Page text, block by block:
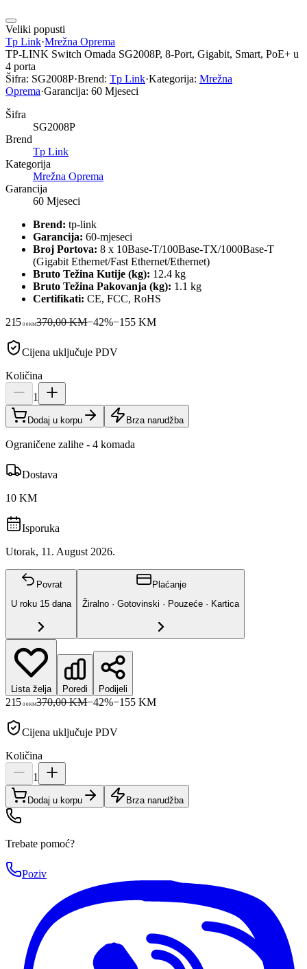
Veliki popusti
Tp Link·Mrežna Oprema
TP-LINK Switch Omada SG2008P, 8-Port, Gigabit, Smart, PoE+ u
4 porta
Šifra: SG2008P·Brend: Tp Link·Kategorija: Mrežna
Oprema·Garancija: 60 Mjeseci
Šifra
SG2008P
Brend
Tp Link
Kategorija
Mrežna Oprema
Garancija
60 Mjeseci
Brend: tp-link
Garancija: 60-mjeseci
Broj Portova: 8 x 10Base-T/100Base-TX/1000Base-T
(Gigabit Ethernet/Fast Ethernet/Ethernet)
Bruto Težina Kutije (kg): 12.4 kg
Bruto Težina Pakovanja (kg): 1.1 kg
Certifikati: CE, FCC, RoHS
215 00KM370,00 KM−42%−155 KM
Cijena uključuje PDV
Količina
1
Dodaj u korpu Brza narudžba
Ograničene zalihe - 4 komada
Dostava
10 KM
Isporuka
Utorak, 11. August 2026.
Povrat
U roku 15 dana
Plaćanje
Žiralno · Gotovinski · Pouzeće · Kartica
Lista želja Poredi Podijeli
215 00KM370,00 KM−42%−155 KM
Cijena uključuje PDV
Količina
1
Dodaj u korpu Brza narudžba
Trebate pomoć?
Poziv